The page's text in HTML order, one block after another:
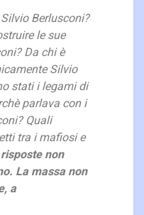
Berlusconi?
le sue
Da chi è
Silvio
stati i legami di
parlava con i
Quali
tra i mafiosi e
non
La massa non
a